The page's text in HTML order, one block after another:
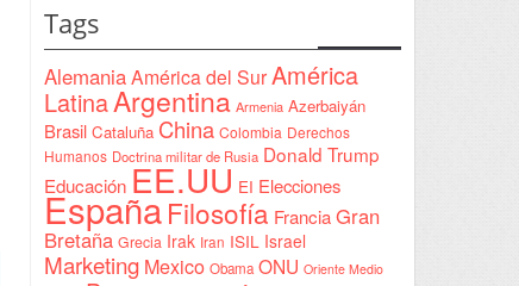
Tags
AlemaniaAmérica del SurAmérica
LatinaArgentina Armenia Azerbaiyán
Brasil Cataluña China Colombia Derechos
Humanos Doctrina militar de Rusia Donald Trump
EducaciónEE.UU EI Elecciones
EspañaFilosofía FranciaGran
Bretaña Grecia Irak Iran ISIL Israel
Marketing Mexico Obama ONU Oriente Medio